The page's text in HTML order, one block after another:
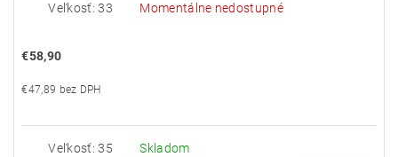
Veľkosť: 33 Momentálne nedostupné
€58,90
€47,89 bez DPH
Veľkosť: 35 Skladom